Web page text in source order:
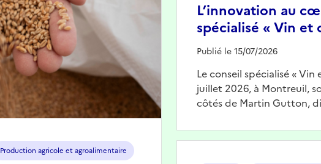
Production agricole et agroalimentaire
L’innovation au
spécialisé « Vin et
Publié le 15/07/2026
Le conseil spécialisé « Vin
juillet 2026, à Montreuil,
côtés de Martin Gutton,